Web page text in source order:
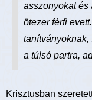
asszonyokat és
ötezer férfi
a túlsó partra,
Krisztusban